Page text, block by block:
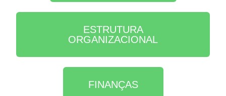
ESTRUTURA
ORGANIZACIONAL
FINANÇAS